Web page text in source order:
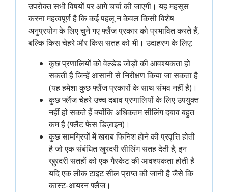
उपरोक्त सभी विषयों पर आगे चर्चा की जाएगी। यह महसूस
करना महत्वपूर्ण है कि कई पहलू न केवल किसी विशेष
अनुप्रयोग के लिए चुने गए फ्लैंज प्रकार को प्रभावित करते हैं,
बल्कि किस चेहरे और किस सतह को भी। उदाहरण के लिए:
कुछ प्रणालियों को वेल्डेड जोड़ों की आवश्यकता हो
सकती है जिन्हें आसानी से निरीक्षण किया जा सकता है
(यह हमेशा कुछ फ्लैंज प्रकारों के साथ संभव नहीं है)।
कुछ फ्लैंज चेहरे उच्च दबाव प्रणालियों के लिए उपयुक्त
नहीं हो सकते हैं क्योंकि अधिकतम सीलिंग दबाव बहुत
कम है (फ्लैट फेस डिज़ाइन)।
कुछ सामग्रियों में खराब फिनिश होने की प्रवृत्ति होती
है जो एक संबंधित खुरदरी सीलिंग सतह देती है; इन
खुरदरी सतहों को एक गैस्केट की आवश्यकता होती है
यदि एक लीक टाइट सील प्राप्त की जानी है जैसे कि
कास्ट-आयरन फ्लैंज।